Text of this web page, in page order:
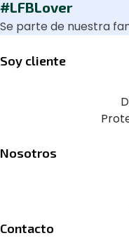
#LFBLover
Se parte de nuestra
Soy cliente
Nosotros
Contacto